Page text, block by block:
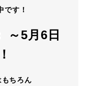
です！
～5月6日
ちろん